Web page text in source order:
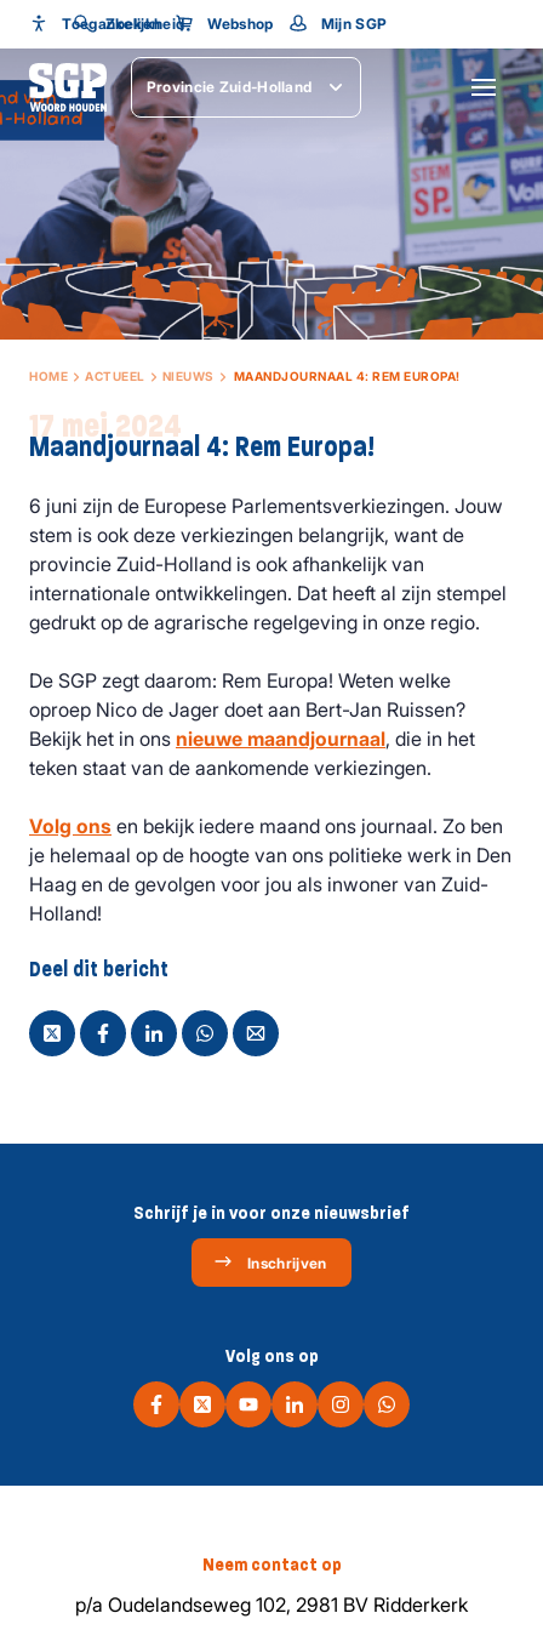
Toegankelijkheid
Toegankelijkheid
Lettergrootte
Zoeken Webshop Mijn SGP
Provincie Zuid-Holland SLUITEN
HOME ACTUEEL NIEUWS MAANDJOURNAAL 4: REM EUROPA!
17 mei 2024
Maandjournaal 4: Rem Europa!
6 juni zijn de Europese Parlementsverkiezingen. Jouw
stem is ook deze verkiezingen belangrijk, want de
provincie Zuid-Holland is ook afhankelijk van
internationale ontwikkelingen. Dat heeft al zijn stempel
gedrukt op de agrarische regelgeving in onze regio.
De SGP zegt daarom: Rem Europa! Weten welke
oproep Nico de Jager doet aan Bert-Jan Ruissen?
Bekijk het in ons nieuwe maandjournaal, die in het
teken staat van de aankomende verkiezingen.
Volg ons en bekijk iedere maand ons journaal. Zo ben
je helemaal op de hoogte van ons politieke werk in Den
Haag en de gevolgen voor jou als inwoner van Zuid-
Holland!
Deel dit bericht
Schrijf je in voor onze nieuwsbrief
Inschrijven
Volg ons op
Neem contact op
p/a Oudelandseweg 102, 2981 BV Ridderkerk